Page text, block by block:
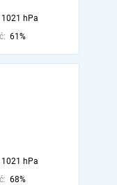
1021 hPa
61%
1021 hPa
68%